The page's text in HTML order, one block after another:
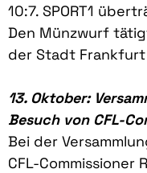
10:7. SPORT1
Den Münzwurf
der Stadt Frankfurt
13. Oktober:
Besuch von CFL-
Bei der
CFL-Commissioner